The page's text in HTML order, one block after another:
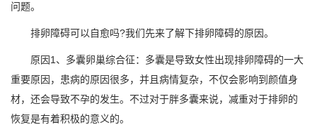
问题。
排卵障碍可以自愈吗?我们先来了解下排卵障碍的原因。
原因1、多囊卵巢综合征：多囊是导致女性出现排卵障碍的一大
重要原因，患病的原因很多，并且病情复杂，不仅会影响到颜值身
材，还会导致不孕的发生。不过对于胖多囊来说，减重对于排卵的
恢复是有着积极的意义的。